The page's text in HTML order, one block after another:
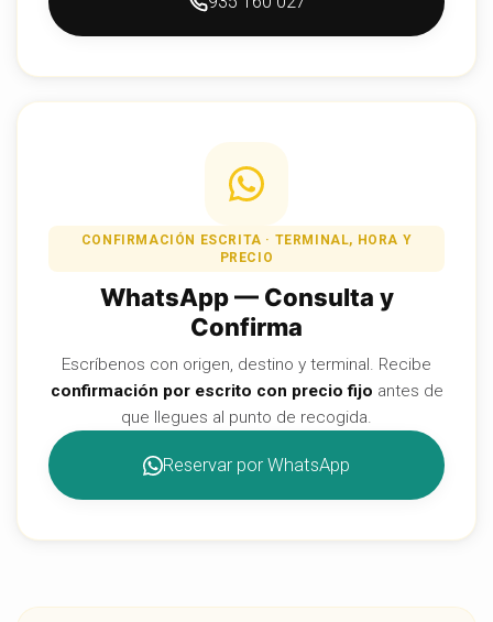
CONFIRMACIÓN ESCRITA · TERMINAL, HORA Y
PRECIO
WhatsApp — Consulta y
Confirma
Escríbenos con origen, destino y terminal. Recibe
confirmación por escrito con precio fijo antes de
que llegues al punto de recogida.
Reservar por WhatsApp